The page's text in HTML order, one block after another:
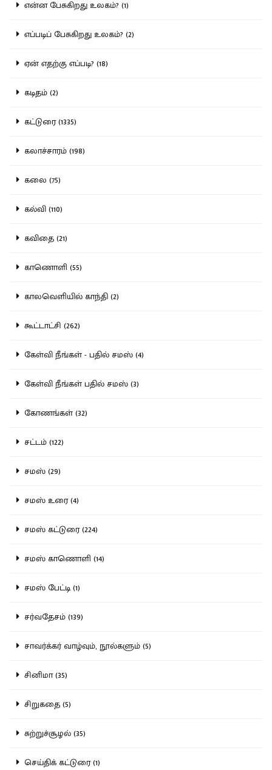
என்ன பேசுகிறது உலகம்? (1)
எப்படிப் பேசுகிறது உலகம்? (2)
ஏன் எதற்கு எப்படி? (18)
கடிதம் (2)
கட்டுரை (1335)
கலாச்சாரம் (198)
கலை (75)
கல்வி (110)
கவிதை (21)
காணொளி (55)
காலவெளியில் காந்தி (2)
கூட்டாட்சி (262)
கேள்வி நீங்கள் - பதில் சமஸ் (4)
கேள்வி நீங்கள் பதில் சமஸ் (3)
கோணங்கள் (32)
சட்டம் (122)
சமஸ் (29)
சமஸ் உரை (4)
சமஸ் கட்டுரை (224)
சமஸ் காணொளி (14)
சமஸ் பேட்டி (1)
சர்வதேசம் (139)
சாவர்க்கர் வாழ்வும், நூல்களும் (5)
சினிமா (35)
சிறுகதை (5)
சுற்றுச்சூழல் (35)
செய்திக் கட்டுரை (1)